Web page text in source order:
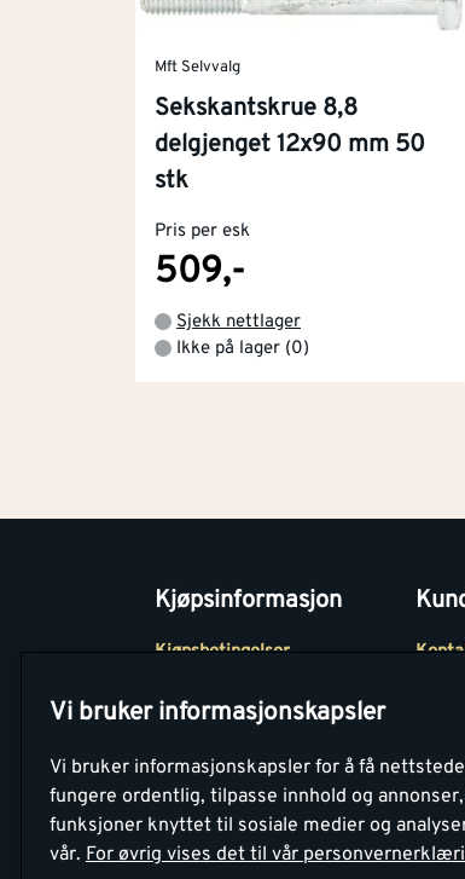
Mft Selvvalg
Sekskantskrue 8,8
delgjenget 12x90 mm 50
stk
Pris per esk
509,-
Sjekk nettlager
Ikke på lager (0)
Kjøpsinformasjon
Kjøpsbetingelser
Betaling
Retur- og
angrerettsskjema
Vi bruker informasjonskapsler
Vi bruker informasjonskapsler for å få
fungere ordentlig, tilpasse innhold og
funksjoner knyttet til sosiale medier og
vår. For øvrig vises det til vår